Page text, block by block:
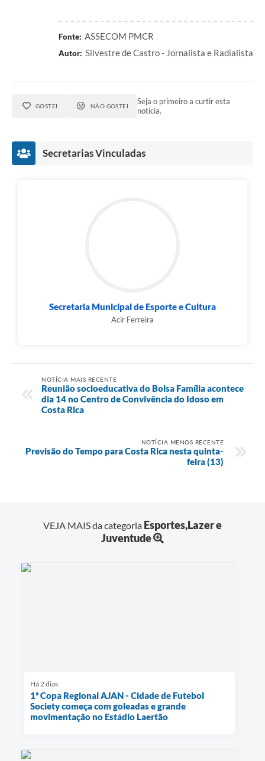
Fonte: ASSECOM PMCR
Autor: Silvestre de Castro - Jornalista e Radialista
GOSTEI NÃO GOSTEI
Seja o primeiro a curtir esta
notícia.
Secretarias Vinculadas
Secretaria Municipal de Esporte e Cultura
Acir Ferreira
NOTÍCIA MAIS RECENTE
Reunião socioeducativa do Bolsa Família acontece
dia 14 no Centro de Convivência do Idoso em
Costa Rica
NOTÍCIA MENOS RECENTE
Previsão do Tempo para Costa Rica nesta quinta-
feira (13)
VEJA MAIS da categoria Esportes,Lazer e
Juventude
Há 2 dias
1ª Copa Regional AJAN - Cidade de Futebol
Society começa com goleadas e grande
movimentação no Estádio Laertão